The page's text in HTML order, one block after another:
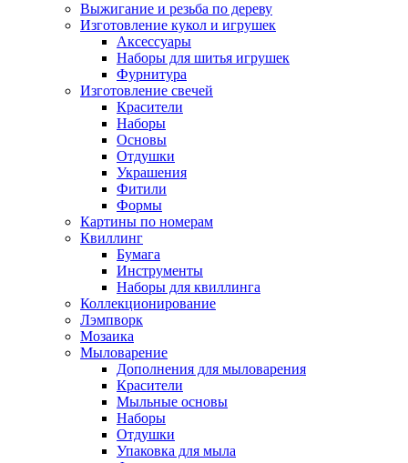
Выжигание и резьба по дереву
Изготовление кукол и игрушек
Аксессуары
Наборы для шитья игрушек
Фурнитура
Изготовление свечей
Красители
Наборы
Основы
Отдушки
Украшения
Фитили
Формы
Картины по номерам
Квиллинг
Бумага
Инструменты
Наборы для квиллинга
Коллекционирование
Лэмпворк
Мозаика
Мыловарение
Дополнения для мыловарения
Красители
Мыльные основы
Наборы
Отдушки
Упаковка для мыла